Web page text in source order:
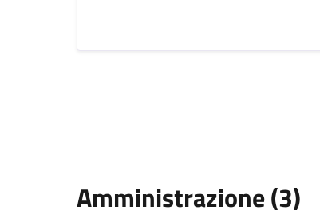
Amministrazione (3)